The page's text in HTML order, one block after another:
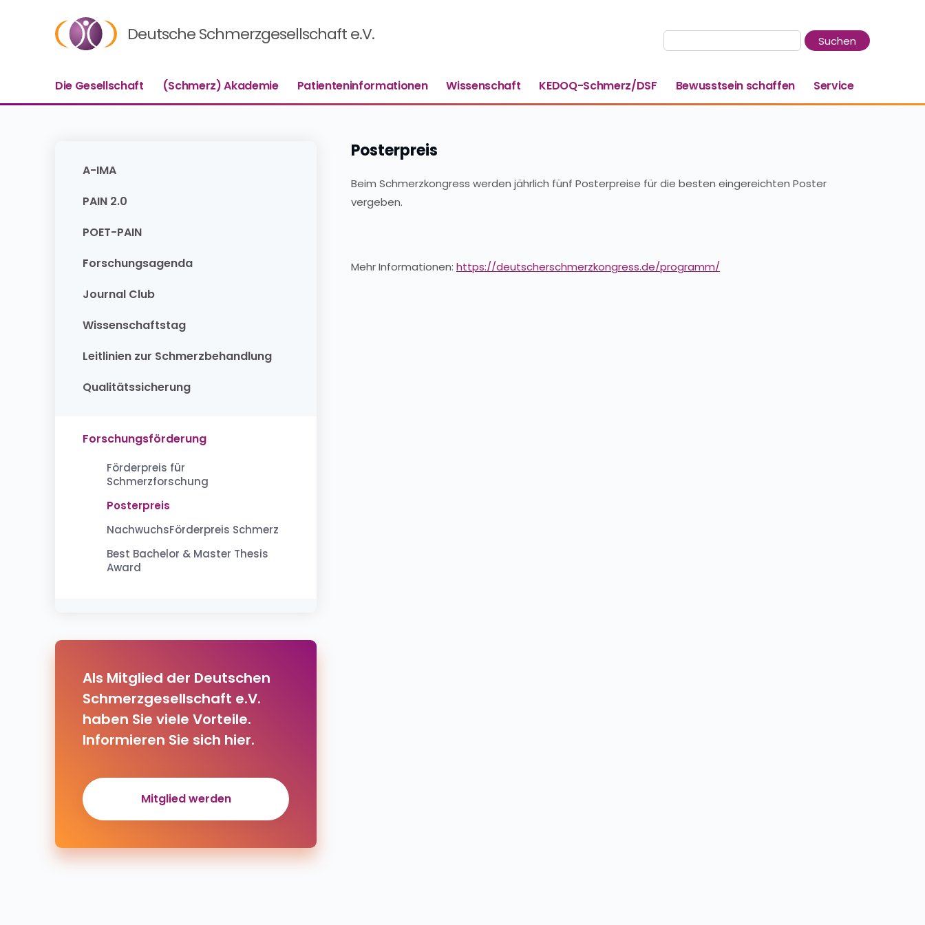
Deutsche Schmerzgesellschaft e.V.
Die Gesellschaft (Schmerz) Akademie Patienteninformationen Wissenschaft KEDOQ-Schmerz/DSF Bewusstsein schaffen Service
A-IMA
PAIN 2.0
POET-PAIN
Forschungsagenda
Journal Club
Wissenschaftstag
Leitlinien zur Schmerzbehandlung
Qualitätssicherung
Forschungsförderung
Förderpreis für
Schmerzforschung
Posterpreis
NachwuchsFörderpreis Schmerz
Best Bachelor & Master Thesis
Award
Als Mitglied der Deutschen
Schmerzgesellschaft e.V.
haben Sie viele Vorteile.
Informieren Sie sich hier.
Mitglied werden
Posterpreis
Beim Schmerzkongress werden jährlich fünf Posterpreise für die besten eingereichten Poster
vergeben.
Mehr Informationen: https://deutscherschmerzkongress.de/programm/